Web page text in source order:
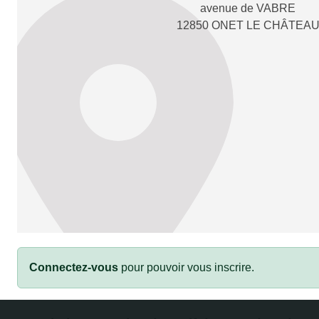
avenue de VABRE
12850 ONET LE CHÂTEAU
Connectez-vous pour pouvoir vous inscrire.